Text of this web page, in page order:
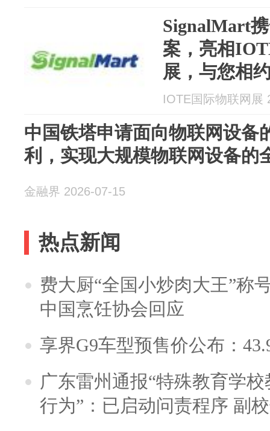
SignalMart
案，亮相
展，与您相
10D98交流！
IOTE国际物联网展
中国铁塔申请面向物联网设备
利，实现大规模物联网设备的
金融界 2026-07-15
热点新闻
费大厨“全国小炒肉大王”称
中国烹饪协会回应
享界G9车型预售价公布：
广东雷州通报“特殊教育学
行为”：已启动问责程序 副